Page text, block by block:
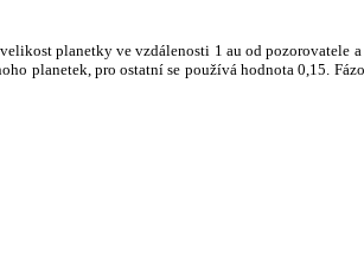
planetky ve vzdálenosti 1 au od pozorovatele
planetek, pro ostatní se používá hodnota 0,15.